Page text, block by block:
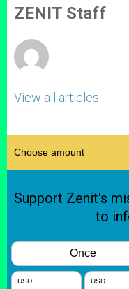
p
p
g
e
o
k
ZENIT Staff
View all articles